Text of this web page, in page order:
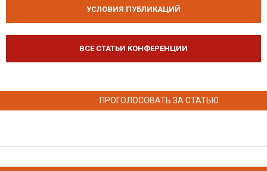
УСЛОВИЯ ПУБЛИКАЦИЙ
ВСЕ СТАТЬИ КОНФЕРЕНЦИИ
ПРОГОЛОСОВАТЬ ЗА СТАТЬЮ